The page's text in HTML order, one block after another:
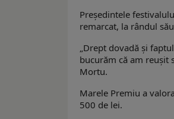
Preşedintele
remarcat, la rândul
„Drept dovadă şi
bucurăm că am reuşit
Mortu.
Marele Premiu a
500 de lei.